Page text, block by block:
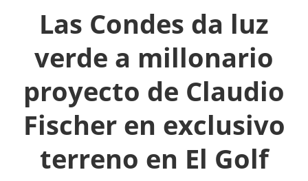
Las Condes da luz
verde a millonario
proyecto de Claudio
Fischer en exclusivo
terreno en El Golf